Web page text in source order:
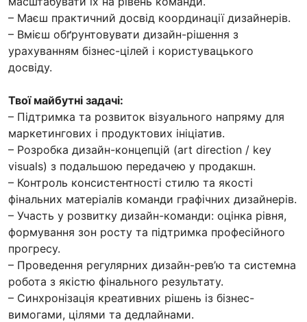
– Маєш практичний досвід координації дизайнерів.
– Вмієш обґрунтовувати дизайн-рішення з
урахуванням бізнес-цілей і користувацького
досвіду.
Твої майбутні задачі:
– Підтримка та розвиток візуального напряму для
маркетингових і продуктових ініціатив.
– Розробка дизайн-концепцій (art direction / key
visuals) з подальшою передачею у продакшн.
– Контроль консистентності стилю та якості
фінальних матеріалів команди графічних дизайнерів.
– Участь у розвитку дизайн-команди: оцінка рівня,
формування зон росту та підтримка професійного
прогресу.
– Проведення регулярних дизайн-рев’ю та системна
робота з якістю фінального результату.
– Синхронізація креативних рішень із бізнес-
вимогами, цілями та дедлайнами.